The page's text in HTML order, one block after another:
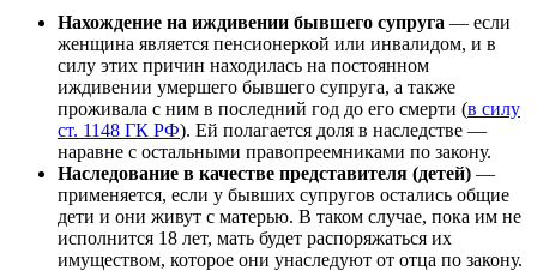
Нахождение на иждивении бывшего супруга — если
женщина является пенсионеркой или инвалидом, и в
силу этих причин находилась на постоянном
иждивении умершего бывшего супруга, а также
проживала с ним в последний год до его смерти (в силу
ст. 1148 ГК РФ). Ей полагается доля в наследстве —
наравне с остальными правопреемниками по закону.
Наследование в качестве представителя (детей) —
применяется, если у бывших супругов остались общие
дети и они живут с матерью. В таком случае, пока им не
исполнится 18 лет, мать будет распоряжаться их
имуществом, которое они унаследуют от отца по закону.